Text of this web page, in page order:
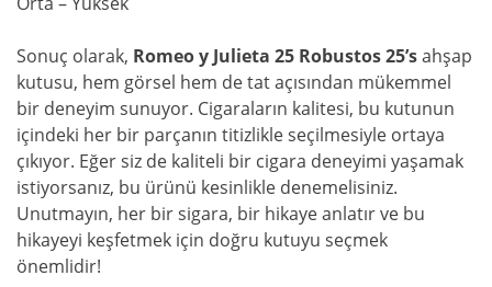
Sonuç olarak, Romeo y Julieta 25 Robustos 25’sahşap
kutusu, hem görsel hem de tat açısından mükemmel
bir deneyim sunuyor. Cigaraların kalitesi, bu kutunun
içindeki her bir parçanın titizlikle seçilmesiyle ortaya
çıkıyor. Eğer siz de kaliteli bir cigara deneyimi yaşamak
istiyorsanız, bu ürünü kesinlikle denemelisiniz.
Unutmayın, her bir sigara, bir hikaye anlatır ve bu
hikayeyi keşfetmek için doğru kutuyu seçmek
önemlidir!